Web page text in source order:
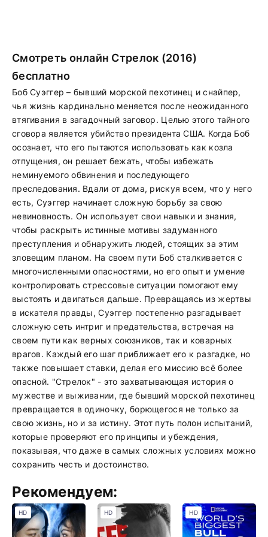
Смотреть онлайн Стрелок (2016)
бесплатно
Боб Суэггер – бывший морской пехотинец и снайпер,
чья жизнь кардинально меняется после неожиданного
втягивания в загадочный заговор. Целью этого тайного
сговора является убийство президента США. Когда Боб
осознает, что его пытаются использовать как козла
отпущения, он решает бежать, чтобы избежать
неминуемого обвинения и последующего
преследования. Вдали от дома, рискуя всем, что у него
есть, Суэггер начинает сложную борьбу за свою
невиновность. Он использует свои навыки и знания,
чтобы раскрыть истинные мотивы задуманного
преступления и обнаружить людей, стоящих за этим
зловещим планом. На своем пути Боб сталкивается с
многочисленными опасностями, но его опыт и умение
контролировать стрессовые ситуации помогают ему
выстоять и двигаться дальше. Превращаясь из жертвы
в искателя правды, Суэггер постепенно разгадывает
сложную сеть интриг и предательства, встречая на
своем пути как верных союзников, так и коварных
врагов. Каждый его шаг приближает его к разгадке, но
также повышает ставки, делая его миссию всё более
опасной. "Стрелок" - это захватывающая история о
мужестве и выживании, где бывший морской пехотинец
превращается в одиночку, борющегося не только за
свою жизнь, но и за истину. Этот путь полон испытаний,
которые проверяют его принципы и убеждения,
показывая, что даже в самых сложных условиях можно
сохранить честь и достоинство.
Рекомендуем:
HD HD HD